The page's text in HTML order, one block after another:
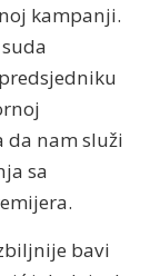
kampanji.
da nam služi
sa
bavi